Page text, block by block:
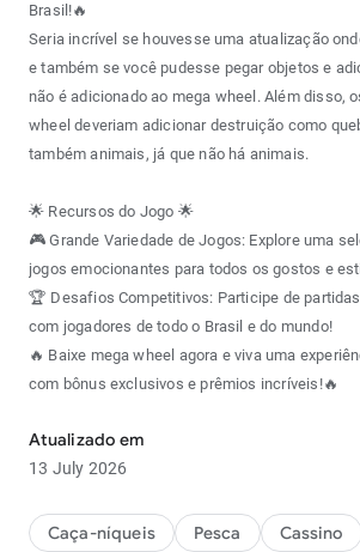
Brasil!🔥
Seria incrível se houvesse uma atualização
e também se você pudesse pegar objetos e
não é adicionado ao mega wheel. Além disso,
wheel deveriam adicionar destruição como
também animais, já que não há animais.
🌟 Recursos do Jogo 🌟
🎮 Grande Variedade de Jogos: Explore uma
jogos emocionantes para todos os gostos e
🏆 Desafios Competitivos: Participe de
com jogadores de todo o Brasil e do mundo!
🔥 Baixe mega wheel agora e viva uma
com bônus exclusivos e prêmios incríveis!🔥
Atualizado em
13 July 2026
Caça-níqueis Pesca Cassino